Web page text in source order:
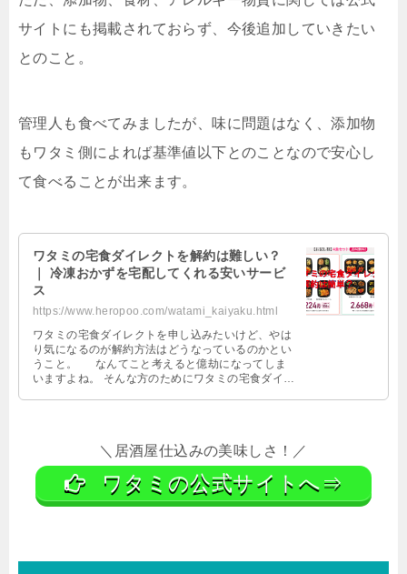
サイトにも掲載されておらず、今後追加していきたい
とのこと。
管理人も食べてみましたが、味に問題はなく、添加物
もワタミ側によれば基準値以下とのことなので安心し
て食べることが出来ます。
ワタミの宅食ダイレクトを解約は難しい？
｜ 冷凍おかずを宅配してくれる安いサービ
ス
https://www.heropoo.com/watami_kaiyaku.html
ワタミの宅食ダイレクトを申し込みたいけど、やは
り気になるのが解約方法はどうなっているのかとい
うこと。 なんてこと考えると億劫になってしま
いますよね。 そんな方のためにワタミの宅食ダイレ
＼居酒屋仕込みの美味しさ！／
ワタミの公式サイトへ⇒